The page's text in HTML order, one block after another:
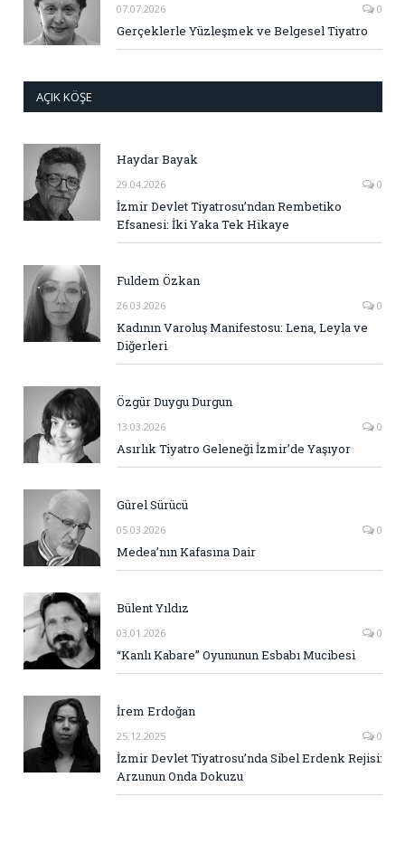
07.07.2026 0
Gerçeklerle Yüzleşmek ve Belgesel Tiyatro
AÇIK KÖŞE
Haydar Bayak
29.04.2026 0
İzmir Devlet Tiyatrosu’ndan Rembetiko
Efsanesi: İki Yaka Tek Hikaye
Fuldem Özkan
26.03.2026 0
Kadının Varoluş Manifestosu: Lena, Leyla ve
Diğerleri
Özgür Duygu Durgun
13.03.2026 0
Asırlık Tiyatro Geleneği İzmir’de Yaşıyor
Gürel Sürücü
05.03.2026 0
Medea’nın Kafasına Dair
Bülent Yıldız
03.01.2026 0
“Kanlı Kabare” Oyununun Esbabı Mucibesi
İrem Erdoğan
25.12.2025 0
İzmir Devlet Tiyatrosu’nda Sibel Erdenk Rejisi:
Arzunun Onda Dokuzu